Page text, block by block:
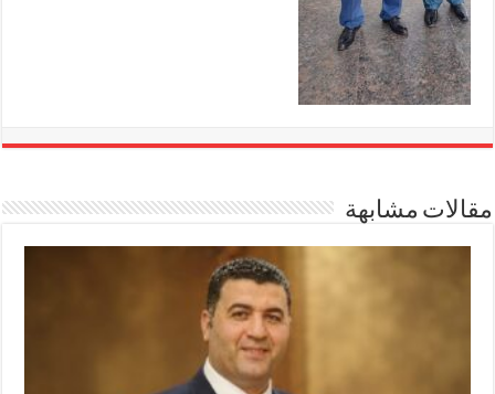
مقالات مشابهة